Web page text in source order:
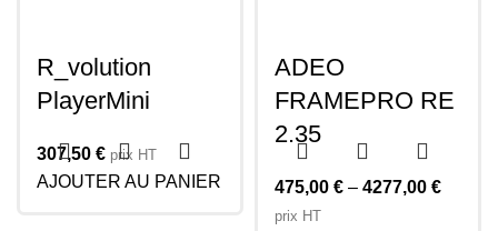
R_volution
PlayerMini
307,50 € prix HT
AJOUTER AU PANIER
ADEO
FRAMEPRO RE
2.35
475,00 € – 4277,00 €
prix HT